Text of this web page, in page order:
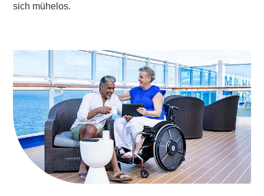
sich mühelos.